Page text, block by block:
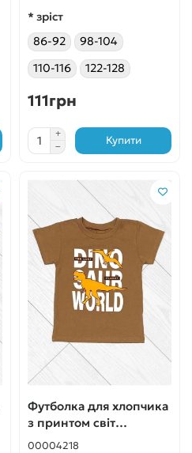
* зріст
86-92
98-104
110-116
122-128
111грн
Купити
Футболка для хлопчика
з принтом світ
динозаврів бежева
00004218